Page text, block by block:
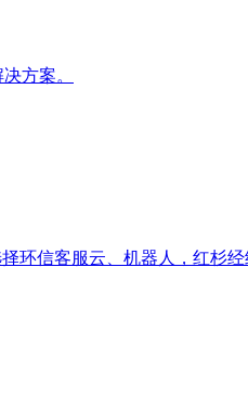
方案。
环信客服云、机器人，红杉经